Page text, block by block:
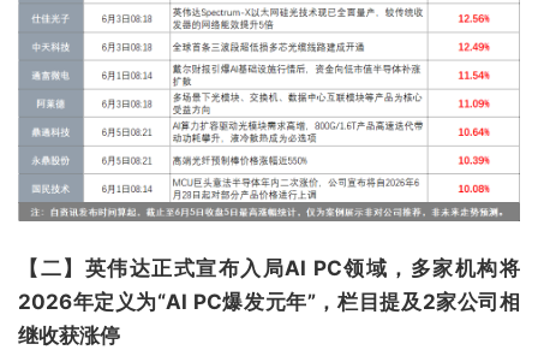
【二】英伟达正式宣布入局AI PC领域，多家机构将
2026年定义为“AI PC爆发元年”，栏目提及2家公司相
继收获涨停